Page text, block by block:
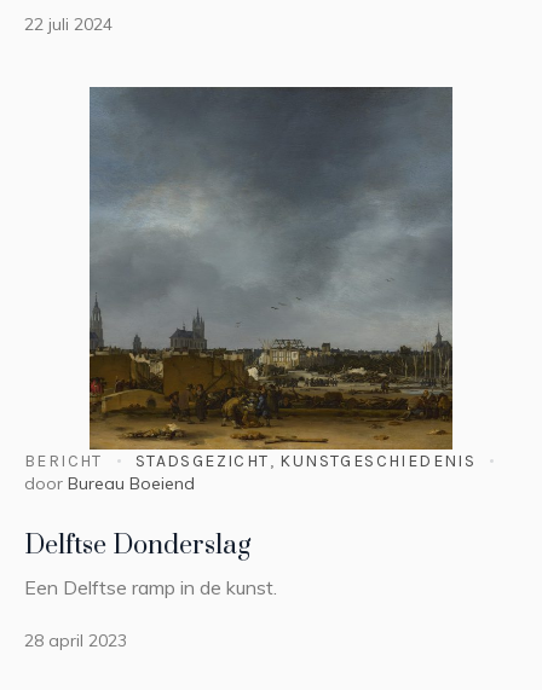
22 juli 2024
BERICHT STADSGEZICHT, KUNSTGESCHIEDENIS
door Bureau Boeiend
Delftse Donderslag
Een Delftse ramp in de kunst.
28 april 2023